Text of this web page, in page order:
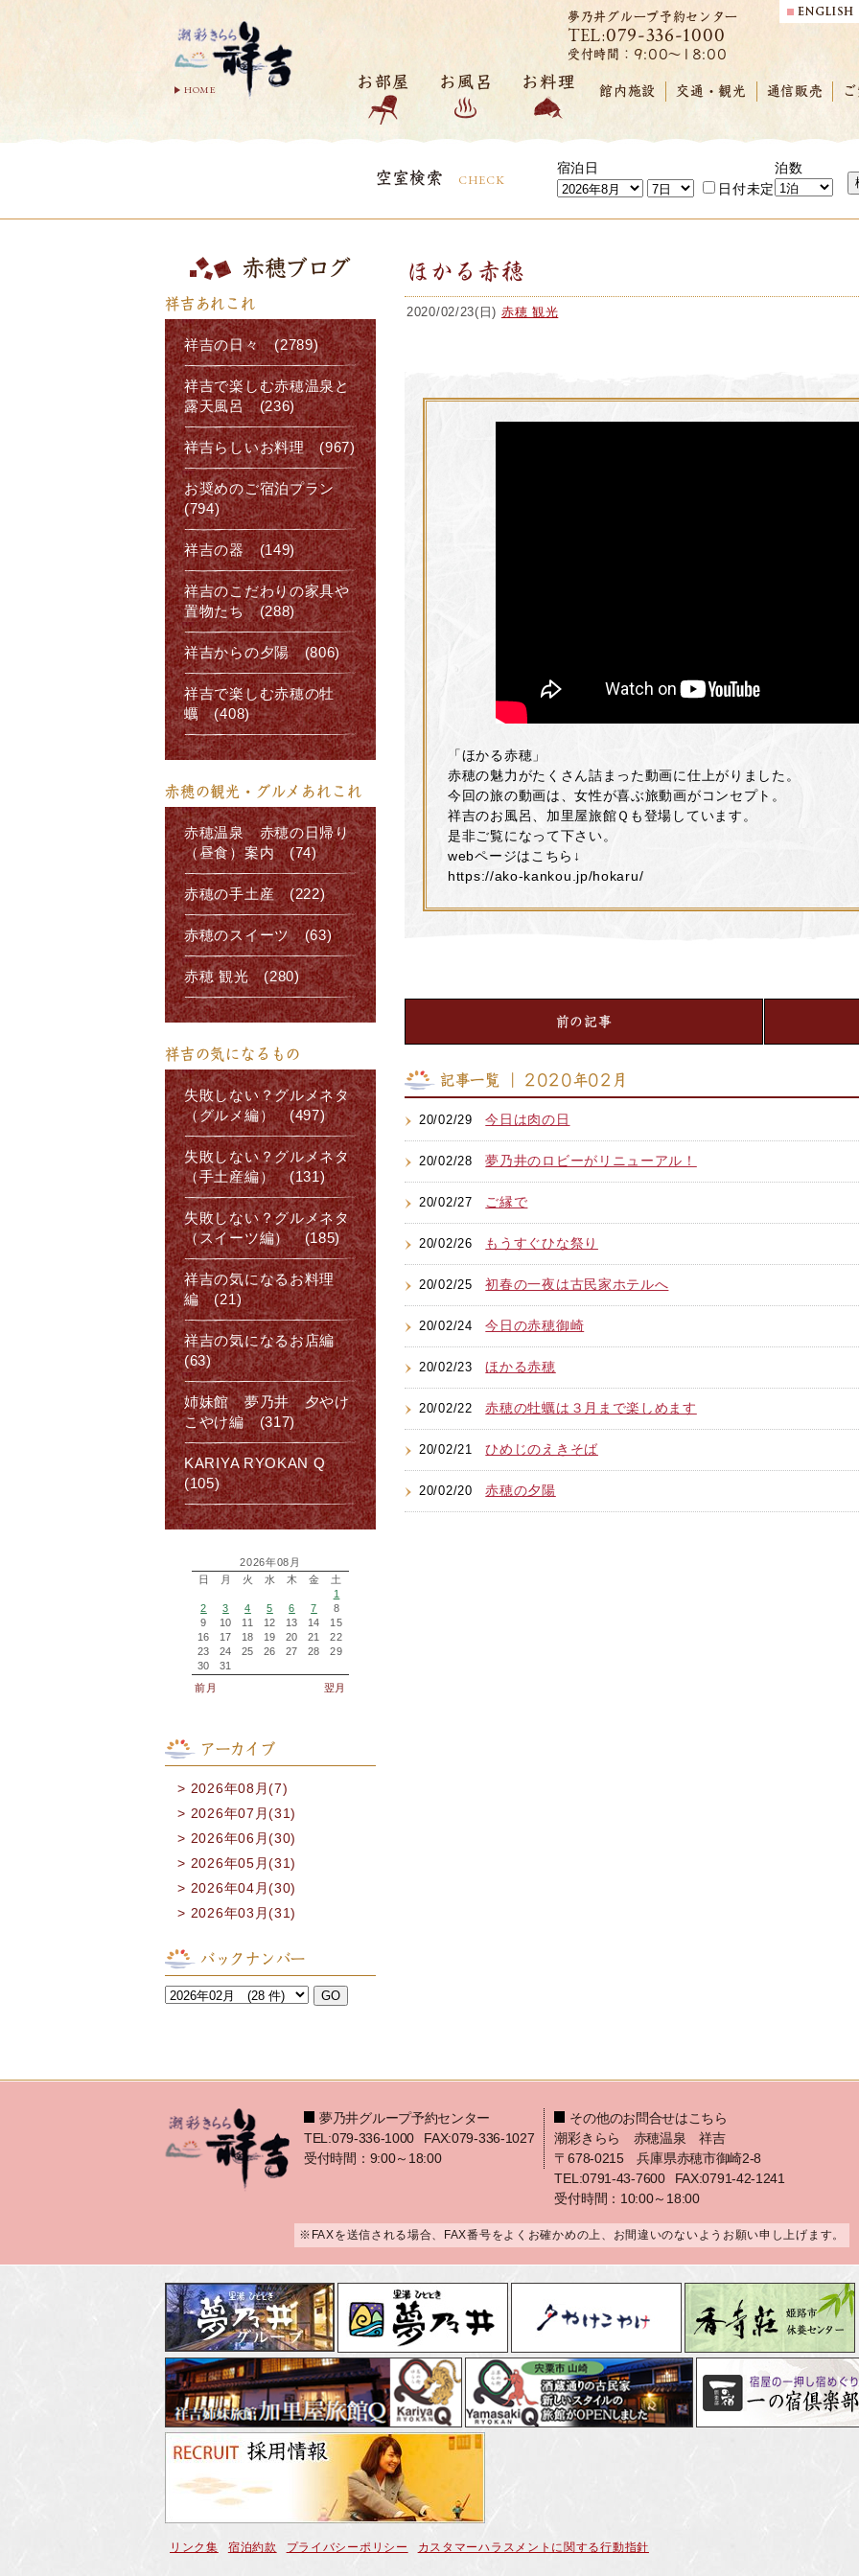
HOME
夢乃井グループ予約センター
TEL:079-336-1000
受付時間：9:00～18:00
お部屋 お風呂 お料理
館内施設 交通・観光 通信販売
空室検索 CHECK
宿泊日
日付未定
泊数
ほかる赤穂
2020/02/23(日) 赤穂 観光
「ほかる赤穂」
赤穂の魅力がたくさん詰まった動画に仕上がりました。
今回の旅の動画は、女性が喜ぶ旅動画がコンセプト。
祥吉のお風呂、加里屋旅館Ｑも登場しています。
是非ご覧になって下さい。
webページはこちら↓
https://ako-kankou.jp/hokaru/
前の記事
記事一覧 ｜ 2020年02月
20/02/29今日は肉の日
20/02/28夢乃井のロビーがリニューアル！
20/02/27 ご縁で
20/02/26 もうすぐひな祭り
20/02/25初春の一夜は古民家ホテルへ
20/02/24今日の赤穂御崎
20/02/23ほかる赤穂
20/02/22赤穂の牡蠣は３月まで楽しめます
20/02/21ひめじのえきそば
20/02/20赤穂の夕陽
赤穂ブログ
祥吉あれこれ
祥吉の日々 (2789)
祥吉で楽しむ赤穂温泉と
露天風呂 (236)
祥吉らしいお料理 (967)
お奨めのご宿泊プラン
(794)
祥吉の器 (149)
祥吉のこだわりの家具や
置物たち (288)
祥吉からの夕陽 (806)
祥吉で楽しむ赤穂の牡
蠣 (408)
赤穂の観光・グルメあれこれ
赤穂温泉 赤穂の日帰り
（昼食）案内 (74)
赤穂の手土産 (222)
赤穂のスイーツ (63)
赤穂 観光 (280)
祥吉の気になるもの
失敗しない？グルメネタ
（グルメ編） (497)
失敗しない？グルメネタ
（手土産編） (131)
失敗しない？グルメネタ
（スイーツ編） (185)
祥吉の気になるお料理
編 (21)
祥吉の気になるお店編
(63)
姉妹館 夢乃井 夕やけ
こやけ編 (317)
KARIYA RYOKAN Q
(105)
2026年08月
日
月 火 水 木 金
土
1
2
3 4 5 6 7
8
9
10 11 12 13 14
15
16
17 18 19 20 21
22
23
24 25 26 27 28
29
30
31
前月
翌月
アーカイブ
2026年08月(7)
2026年07月(31)
2026年06月(30)
2026年05月(31)
2026年04月(30)
2026年03月(31)
バックナンバー
夢乃井グループ予約センター
TEL:079-336-1000
FAX:079-336-1027
受付時間：9:00～18:00
その他のお問合せはこちら
潮彩きらら 赤穂温泉 祥吉
〒678-0215 兵庫県赤穂市御崎2-8
TEL:0791-43-7600
FAX:0791-42-1241
受付時間：10:00～18:00
※FAXを送信される場合、FAX番号をよくお確かめの上、お間違いのないようお願い申し上げます。
リンク集 宿泊約款 プライバシーポリシー カスタマーハラスメントに関する行動指針